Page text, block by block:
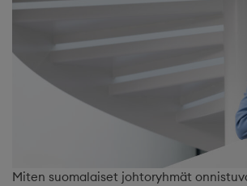
Miten suomalaiset johtoryhmät